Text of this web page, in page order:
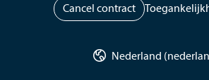
Cancel contract
 Nederland